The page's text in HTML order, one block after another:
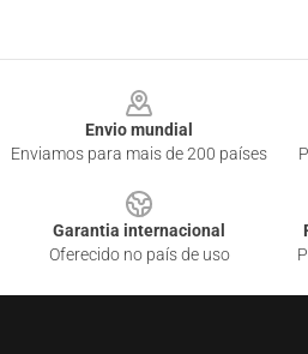
Envio mundial
Enviamos para mais de 200 países
Garantia internacional
Oferecido no país de uso